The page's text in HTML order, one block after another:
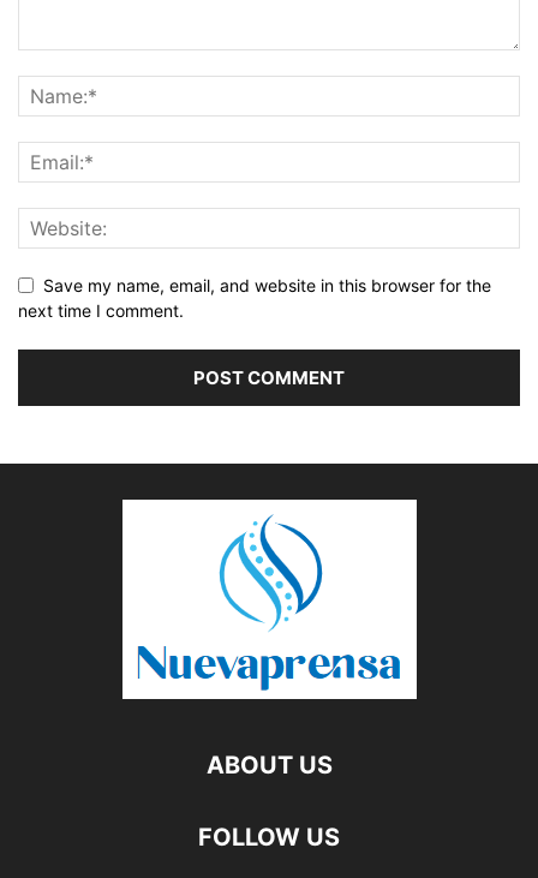
Save my name, email, and website in this browser for the
next time I comment.
ABOUT US
FOLLOW US